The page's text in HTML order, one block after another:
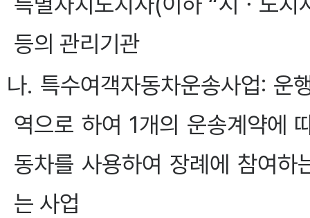
등의 관리기관
나. 특수여객자동차운송사업: 운
역으로 하여 1개의 운송계약에
동차를 사용하여 장례에 참여
는 사업